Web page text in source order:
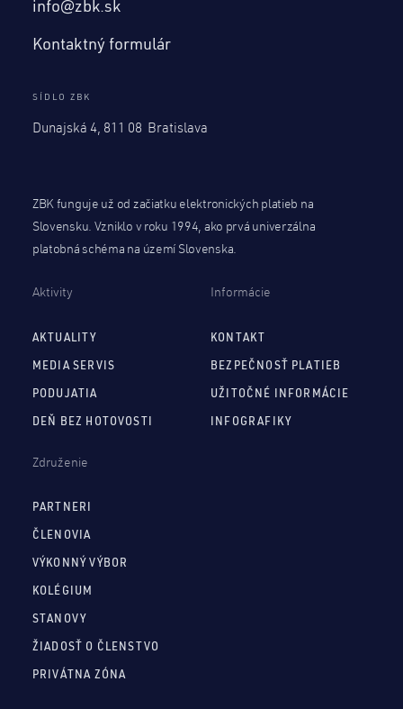
info@zbk.sk
Kontaktný formulár
SÍDLO ZBK
Dunajská 4, 811 08 Bratislava
ZBK funguje už od začiatku elektronických platieb na
Slovensku. Vzniklo v roku 1994, ako prvá univerzálna
platobná schéma na území Slovenska.
Aktivity
AKTUALITY
MEDIA SERVIS
PODUJATIA
DEŇ BEZ HOTOVOSTI
Informácie
KONTAKT
BEZPEČNOSŤ PLATIEB
UŽITOČNÉ INFORMÁCIE
INFOGRAFIKY
Združenie
PARTNERI
ČLENOVIA
VÝKONNÝ VÝBOR
KOLÉGIUM
STANOVY
ŽIADOSŤ O ČLENSTVO
PRIVÁTNA ZÓNA